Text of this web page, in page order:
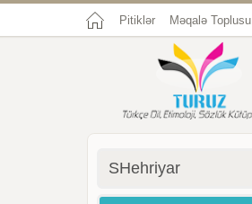
Pitiklər Məqalə Toplusu
SHehriyar